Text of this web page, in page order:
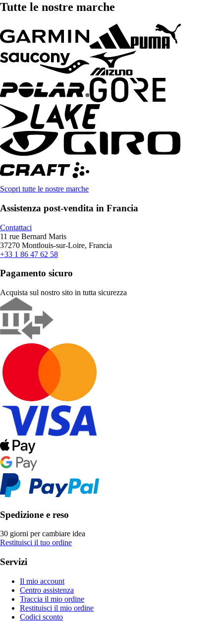
Tutte le nostre marche
Scopri tutte le nostre marche
Assistenza post-vendita in Francia
Contattaci
11 rue Bernard Maris
37270 Montlouis-sur-Loire, Francia
+33 1 86 47 62 58
Pagamento sicuro
Acquista sul nostro sito in tutta sicurezza
Spedizione e reso
30 giorni per cambiare idea
Restituisci il tuo ordine
Servizi
Il mio account
Centro assistenza
Traccia il mio ordine
Restituisci il mio ordine
Codici sconto